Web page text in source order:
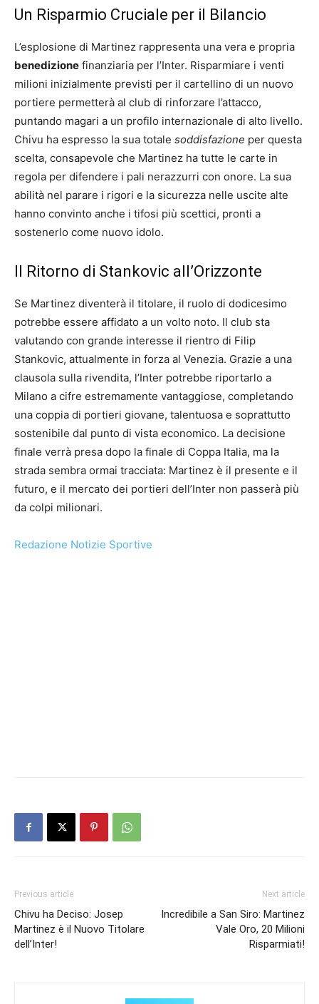
Un Risparmio Cruciale per il Bilancio
L’esplosione di Martinez rappresenta una vera e propria
benedizione finanziaria per l’Inter. Risparmiare i venti
milioni inizialmente previsti per il cartellino di un nuovo
portiere permetterà al club di rinforzare l’attacco,
puntando magari a un profilo internazionale di alto livello.
Chivu ha espresso la sua totale soddisfazione per questa
scelta, consapevole che Martinez ha tutte le carte in
regola per difendere i pali nerazzurri con onore. La sua
abilità nel parare i rigori e la sicurezza nelle uscite alte
hanno convinto anche i tifosi più scettici, pronti a
sostenerlo come nuovo idolo.
Il Ritorno di Stankovic all’Orizzonte
Se Martinez diventerà il titolare, il ruolo di dodicesimo
potrebbe essere affidato a un volto noto. Il club sta
valutando con grande interesse il rientro di Filip
Stankovic, attualmente in forza al Venezia. Grazie a una
clausola sulla rivendita, l’Inter potrebbe riportarlo a
Milano a cifre estremamente vantaggiose, completando
una coppia di portieri giovane, talentuosa e soprattutto
sostenibile dal punto di vista economico. La decisione
finale verrà presa dopo la finale di Coppa Italia, ma la
strada sembra ormai tracciata: Martinez è il presente e il
futuro, e il mercato dei portieri dell’Inter non passerà più
da colpi milionari.
Redazione Notizie Sportive
Previous article
Chivu ha Deciso: Josep
Martinez è il Nuovo Titolare
dell’Inter!
Next article
Incredibile a San Siro: Martinez
Vale Oro, 20 Milioni
Risparmiati!